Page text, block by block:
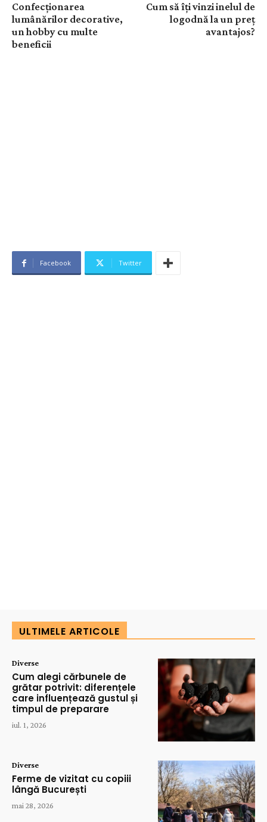
Confecționarea
lumânărilor decorative,
un hobby cu multe
beneficii
Cum să îți vinzi inelul de
logodnă la un preț
avantajos?
Facebook Twitter
ULTIMELE ARTICOLE
Diverse
Cum alegi cărbunele de
grătar potrivit: diferențele
care influențează gustul și
timpul de preparare
iul. 1, 2026
Diverse
Ferme de vizitat cu copiii
lângă București
mai 28, 2026